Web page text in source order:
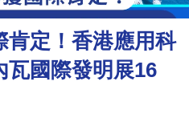
肯定！香港應用科
瓦國際發明展16